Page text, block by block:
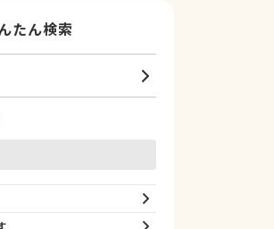
たん検索